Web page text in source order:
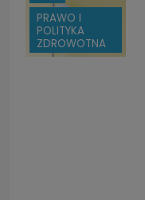
PRAWO I
POLITYKA
ZDROWOTNA